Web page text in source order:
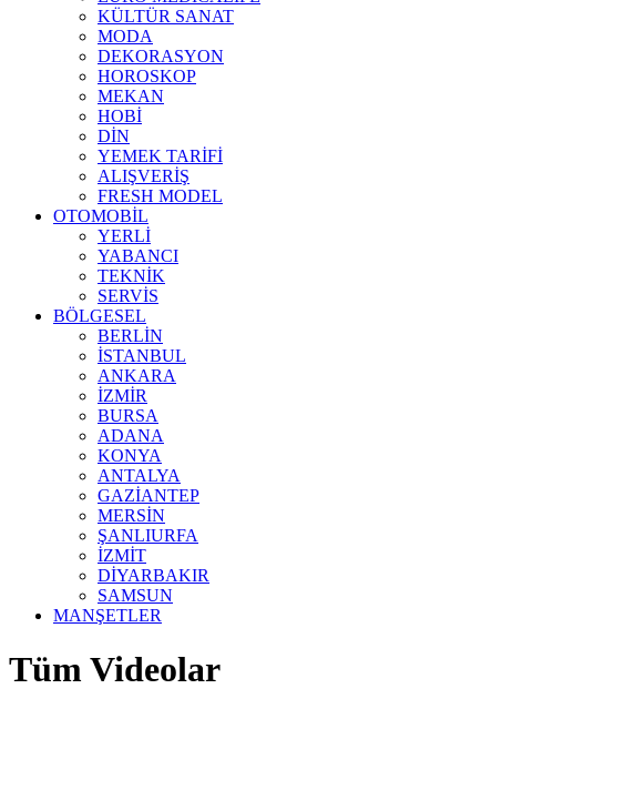
KÜLTÜR SANAT
MODA
DEKORASYON
HOROSKOP
MEKAN
HOBİ
DİN
YEMEK TARİFİ
ALIŞVERİŞ
FRESH MODEL
OTOMOBİL
YERLİ
YABANCI
TEKNİK
SERVİS
BÖLGESEL
BERLİN
İSTANBUL
ANKARA
İZMİR
BURSA
ADANA
KONYA
ANTALYA
GAZİANTEP
MERSİN
ŞANLIURFA
İZMİT
DİYARBAKIR
SAMSUN
MANŞETLER
Tüm Videolar